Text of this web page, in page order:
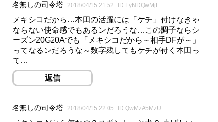
名無しの司令塔 2018/04/15 21:52 ID:EyNDQwMjE
メキシコだから…本田の活躍には「ケチ」付けなきゃ
ならない使命感でもあるンだろうな…この調子ならシ
ーズン20G20Aでも「メキシコだから～相手DFが～」
ってなるンだろうな～数字残してもケチが付く本田っ
て…
返信
名無しの司令塔 2018/04/15 22:05 ID:QwMzA5MzU